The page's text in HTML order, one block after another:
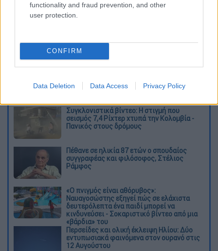
functionality and fraud prevention, and other
user protection.
CONFIRM
Data Deletion Data Access Privacy Policy
Διαβάστε ακόμη
Συγκλονιστικά βίντεο: Η στιγμή που
σεισμός 7,4 Ρίχτερ χτυπά την Κολομβία -
Πανικός στους δρόμους
Πέθανε σε ηλικία 87 ετών ο σπουδαίος
συγγραφέας και φιλόσοφος, Στέλιος
Ράμφος
«Ο πνιγμός είναι αθόρυβος»:
Ναυαγοσώστης εξηγεί πώς σε ελάχιστα
δευτερόλεπτα ένα παιδί μπορεί να
κινδυνεύσει - Σοκαριστικό βίντεο από μια
«βάρδια» του
Περσείδες και ολική έκλειψη Ηλίου: Δύο
εντυπωσιακά φαινόμενα στον ουρανό στις
12 Αυγούστου